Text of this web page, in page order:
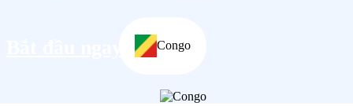
Congo